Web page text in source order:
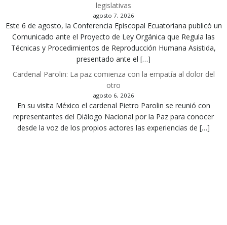
legislativas
agosto 7, 2026
Este 6 de agosto, la Conferencia Episcopal Ecuatoriana publicó un
Comunicado ante el Proyecto de Ley Orgánica que Regula las
Técnicas y Procedimientos de Reproducción Humana Asistida,
presentado ante el […]
Cardenal Parolin: La paz comienza con la empatía al dolor del
otro
agosto 6, 2026
En su visita México el cardenal Pietro Parolin se reunió con
representantes del Diálogo Nacional por la Paz para conocer
desde la voz de los propios actores las experiencias de […]